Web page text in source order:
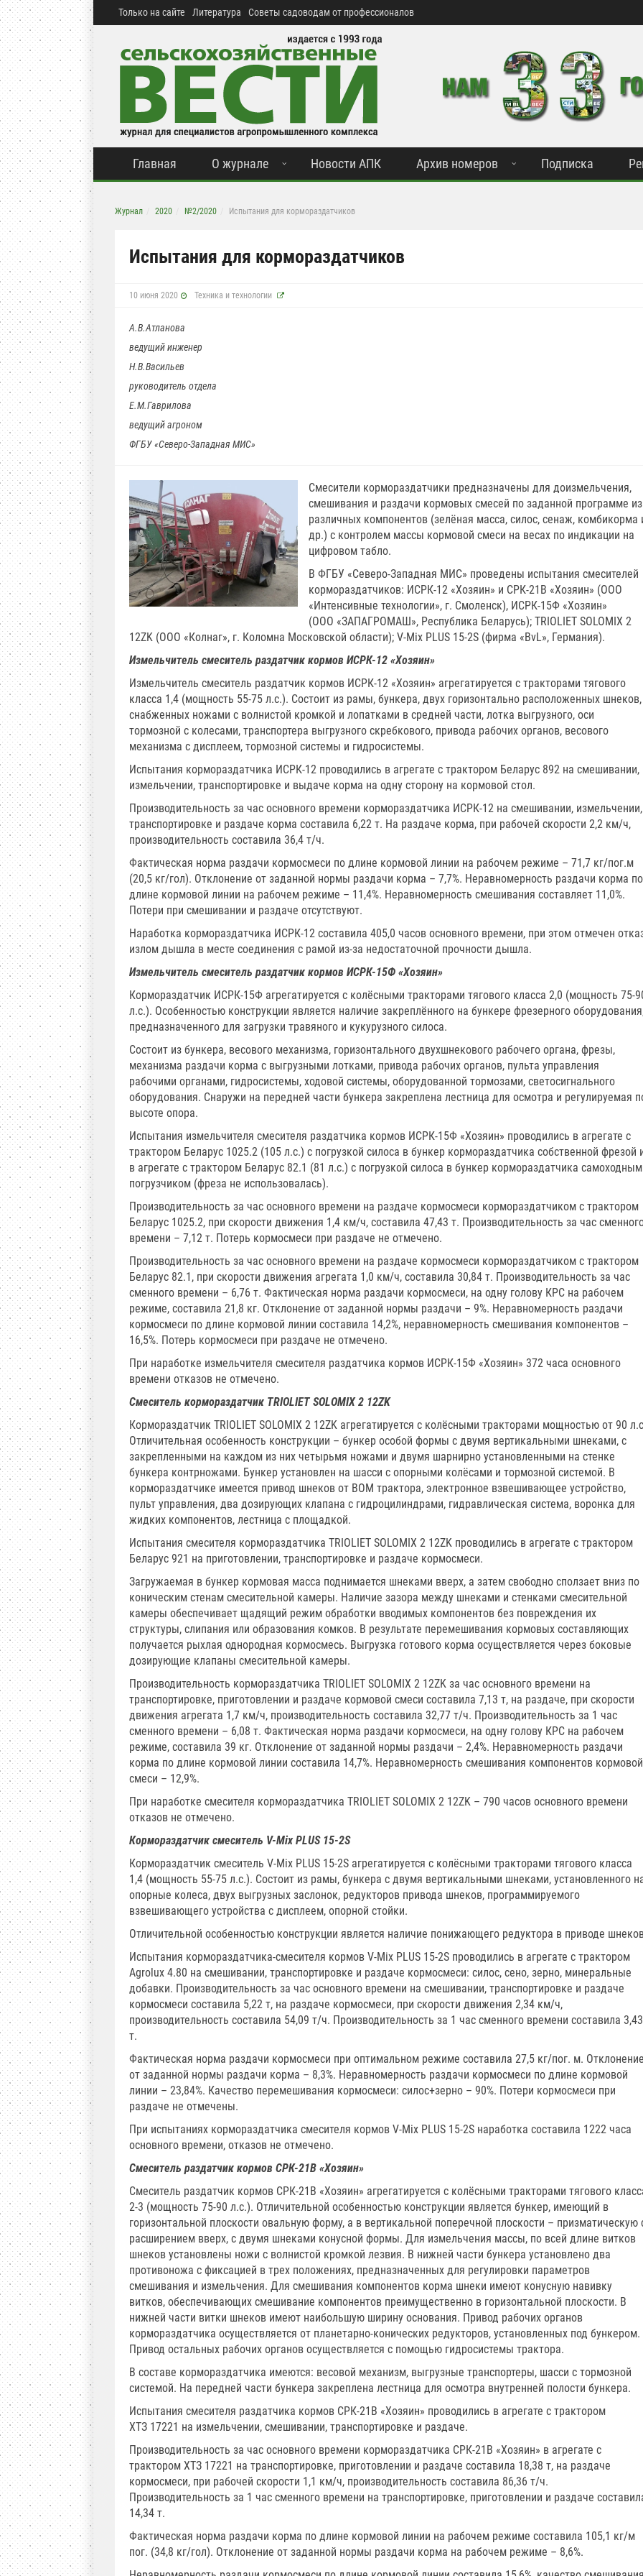
Только на сайте Литература Советы садоводам от профессионалов
Главная О журнале Новости АПК Архив номеров Подписка
Журнал 2020 №2/2020 Испытания для кормораздатчиков
Испытания для кормораздатчиков
10 июня 2020 Техника и технологии
А.В.Атланова
ведущий инженер
Н.В.Васильев
руководитель отдела
Е.М.Гаврилова
ведущий агроном
ФГБУ «Северо-Западная МИС»
Смесители кормораздатчики предназначены для доизмельчения,
смешивания и раздачи кормовых смесей по заданной программе из
различных компонентов (зелёная масса, силос, сенаж, комбикорма
др.) с контролем массы кормовой смеси на весах по индикации на
цифровом табло.
В ФГБУ «Северо-Западная МИС» проведены испытания смесителей
кормораздатчиков: ИСРК-12 «Хозяин» и СРК-21В «Хозяин» (ООО
«Интенсивные технологии», г. Смоленск), ИСРК-15Ф «Хозяин»
(ООО «ЗАПАГРОМАШ», Республика Беларусь); TRIOLIET SOLOMIX 2
12ZK (ООО «Колнаг», г. Коломна Московской области); V-Mix PLUS 15-2S (фирма «BvL», Германия).
Измельчитель смеситель раздатчик кормов ИСРК-12 «Хозяин»
Измельчитель смеситель раздатчик кормов ИСРК-12 «Хозяин» агрегатируется с тракторами тягового
класса 1,4 (мощность 55-75 л.с.). Состоит из рамы, бункера, двух горизонтально расположенных шнеков,
снабженных ножами с волнистой кромкой и лопатками в средней части, лотка выгрузного, оси
тормозной с колесами, транспортера выгрузного скребкового, привода рабочих органов, весового
механизма с дисплеем, тормозной системы и гидросистемы.
Испытания кормораздатчика ИСРК-12 проводились в агрегате с трактором Беларус 892 на смешивании,
измельчении, транспортировке и выдаче корма на одну сторону на кормовой стол.
Производительность за час основного времени кормораздатчика ИСРК-12 на смешивании, измельчении,
транспортировке и раздаче корма составила 6,22 т. На раздаче корма, при рабочей скорости 2,2 км/ч,
производительность составила 36,4 т/ч.
Фактическая норма раздачи кормосмеси по длине кормовой линии на рабочем режиме – 71,7 кг/пог.м
(20,5 кг/гол). Отклонение от заданной нормы раздачи корма – 7,7%. Неравномерность раздачи корма по
длине кормовой линии на рабочем режиме – 11,4%. Неравномерность смешивания составляет 11,0%.
Потери при смешивании и раздаче отсутствуют.
Наработка кормораздатчика ИСРК-12 составила 405,0 часов основного времени, при этом отмечен
излом дышла в месте соединения с рамой из-за недостаточной прочности дышла.
Измельчитель смеситель раздатчик кормов ИСРК-15Ф «Хозяин»
Кормораздатчик ИСРК-15Ф агрегатируется с колёсными тракторами тягового класса 2,0 (мощность 75-
л.с.). Особенностью конструкции является наличие закреплённого на бункере фрезерного
предназначенного для загрузки травяного и кукурузного силоса.
Состоит из бункера, весового механизма, горизонтального двухшнекового рабочего органа, фрезы,
механизма раздачи корма с выгрузными лотками, привода рабочих органов, пульта управления
рабочими органами, гидросистемы, ходовой системы, оборудованной тормозами, светосигнального
оборудования. Снаружи на передней части бункера закреплена лестница для осмотра и регулируемая
высоте опора.
Испытания измельчителя смесителя раздатчика кормов ИСРК-15Ф «Хозяин» проводились в агрегате с
трактором Беларус 1025.2 (105 л.с.) с погрузкой силоса в бункер кормораздатчика собственной фрезой
в агрегате с трактором Беларус 82.1 (81 л.с.) с погрузкой силоса в бункер кормораздатчика самоходным
погрузчиком (фреза не использовалась).
Производительность за час основного времени на раздаче кормосмеси кормораздатчиком с трактором
Беларус 1025.2, при скорости движения 1,4 км/ч, составила 47,43 т. Производительность за час
времени – 7,12 т. Потерь кормосмеси при раздаче не отмечено.
Производительность за час основного времени на раздаче кормосмеси кормораздатчиком с трактором
Беларус 82.1, при скорости движения агрегата 1,0 км/ч, составила 30,84 т. Производительность за час
сменного времени – 6,76 т. Фактическая норма раздачи кормосмеси, на одну голову КРС на рабочем
режиме, составила 21,8 кг. Отклонение от заданной нормы раздачи – 9%. Неравномерность раздачи
кормосмеси по длине кормовой линии составила 14,2%, неравномерность смешивания компонентов –
16,5%. Потерь кормосмеси при раздаче не отмечено.
При наработке измельчителя смесителя раздатчика кормов ИСРК-15Ф «Хозяин» 372 часа основного
времени отказов не отмечено.
Смеситель кормораздатчик TRIOLIET SOLOMIX 2 12ZK
Кормораздатчик TRIOLIET SOLOMIX 2 12ZK агрегатируется с колёсными тракторами мощностью от 90
Отличительная особенность конструкции – бункер особой формы с двумя вертикальными шнеками, с
закрепленными на каждом из них четырьмя ножами и двумя шарнирно установленными на стенке
бункера контрножами. Бункер установлен на шасси с опорными колёсами и тормозной системой. В
кормораздатчике имеется привод шнеков от ВОМ трактора, электронное взвешивающее устройство,
пульт управления, два дозирующих клапана с гидроцилиндрами, гидравлическая система, воронка для
жидких компонентов, лестница с площадкой.
Испытания смесителя кормораздатчика TRIOLIЕT SOLOMIX 2 12ZK проводились в агрегате с трактором
Беларус 921 на приготовлении, транспортировке и раздаче кормосмеси.
Загружаемая в бункер кормовая масса поднимается шнеками вверх, а затем свободно сползает вниз по
коническим стенам смесительной камеры. Наличие зазора между шнеками и стенками смесительной
камеры обеспечивает щадящий режим обработки вводимых компонентов без повреждения их
структуры, слипания или образования комков. В результате перемешивания кормовых составляющих
получается рыхлая однородная кормосмесь. Выгрузка готового корма осуществляется через боковые
дозирующие клапаны смесительной камеры.
Производительность кормораздатчика TRIOLIЕT SOLOMIX 2 12ZK за час основного времени на
транспортировке, приготовлении и раздаче кормовой смеси составила 7,13 т, на раздаче, при скорости
движения агрегата 1,7 км/ч, производительность составила 32,77 т/ч. Производительность за 1 час
сменного времени – 6,08 т. Фактическая норма раздачи кормосмеси, на одну голову КРС на рабочем
режиме, составила 39 кг. Отклонение от заданной нормы раздачи – 2,4%. Неравномерность раздачи
корма по длине кормовой линии составила 14,7%. Неравномерность смешивания компонентов кормовой
смеси – 12,9%.
При наработке смесителя кормораздатчика TRIOLIЕT SOLOMIX 2 12ZK – 790 часов основного времени
отказов не отмечено.
Кормораздатчик смеситель V-Mix PLUS 15-2S
Кормораздатчик смеситель V-Mix PLUS 15-2S агрегатируется с колёсными тракторами тягового класса
1,4 (мощность 55-75 л.с.). Состоит из рамы, бункера с двумя вертикальными шнеками, установленного
опорные колеса, двух выгрузных заслонок, редукторов привода шнеков, программируемого
взвешивающего устройства с дисплеем, опорной стойки.
Отличительной особенностью конструкции является наличие понижающего редуктора в приводе
Испытания кормораздатчика-смесителя кормов V-Mix PLUS 15-2S проводились в агрегате с трактором
Agrolux 4.80 на смешивании, транспортировке и раздаче кормосмеси: силос, сено, зерно, минеральные
добавки. Производительность за час основного времени на смешивании, транспортировке и раздаче
кормосмеси составила 5,22 т, на раздаче кормосмеси, при скорости движения 2,34 км/ч,
производительность составила 54,09 т/ч. Производительность за 1 час сменного времени составила 3,43
т.
Фактическая норма раздачи кормосмеси при оптимальном режиме составила 27,5 кг/пог. м.
от заданной нормы раздачи корма – 8,3%. Неравномерность раздачи кормосмеси по длине кормовой
линии – 23,84%. Качество перемешивания кормосмеси: силос+зерно – 90%. Потери кормосмеси при
раздаче не отмечены.
При испытаниях кормораздатчика смесителя кормов V-Mix PLUS 15-2S наработка составила 1222 часа
основного времени, отказов не отмечено.
Смеситель раздатчик кормов СРК-21В «Хозяин»
Смеситель раздатчик кормов СРК-21В «Хозяин» агрегатируется с колёсными тракторами тягового
2-3 (мощность 75-90 л.с.). Отличительной особенностью конструкции является бункер, имеющий в
горизонтальной плоскости овальную форму, а в вертикальной поперечной плоскости – призматическую
расширением вверх, с двумя шнеками конусной формы. Для измельчения массы, по всей длине витков
шнеков установлены ножи с волнистой кромкой лезвия. В нижней части бункера установлено два
противоножа с фиксацией в трех положениях, предназначенных для регулировки параметров
смешивания и измельчения. Для смешивания компонентов корма шнеки имеют конусную навивку
витков, обеспечивающих смешивание компонентов преимущественно в горизонтальной плоскости. В
нижней части витки шнеков имеют наибольшую ширину основания. Привод рабочих органов
кормораздатчика осуществляется от планетарно-конических редукторов, установленных под бункером.
Привод остальных рабочих органов осуществляется с помощью гидросистемы трактора.
В составе кормораздатчика имеются: весовой механизм, выгрузные транспортеры, шасси с тормозной
системой. На передней части бункера закреплена лестница для осмотра внутренней полости бункера.
Испытания смесителя раздатчика кормов СРК-21В «Хозяин» проводились в агрегате с трактором
ХТЗ 17221 на измельчении, смешивании, транспортировке и раздаче.
Производительность за час основного времени кормораздатчика СРК-21В «Хозяин» в агрегате с
трактором ХТЗ 17221 на транспортировке, приготовлении и раздаче составила 18,38 т, на раздаче
кормосмеси, при рабочей скорости 1,1 км/ч, производительность составила 86,36 т/ч.
Производительность за 1 час сменного времени на транспортировке, приготовлении и раздаче
14,34 т.
Фактическая норма раздачи корма по длине кормовой линии на рабочем режиме составила 105,1 кг/м
пог. (34,8 кг/гол). Отклонение от заданной нормы раздачи корма на рабочем режиме – 8,6%.